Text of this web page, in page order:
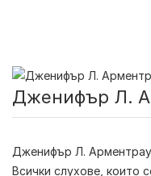
Дженифър Л.
Дженифър Л.
Всички слухове, които